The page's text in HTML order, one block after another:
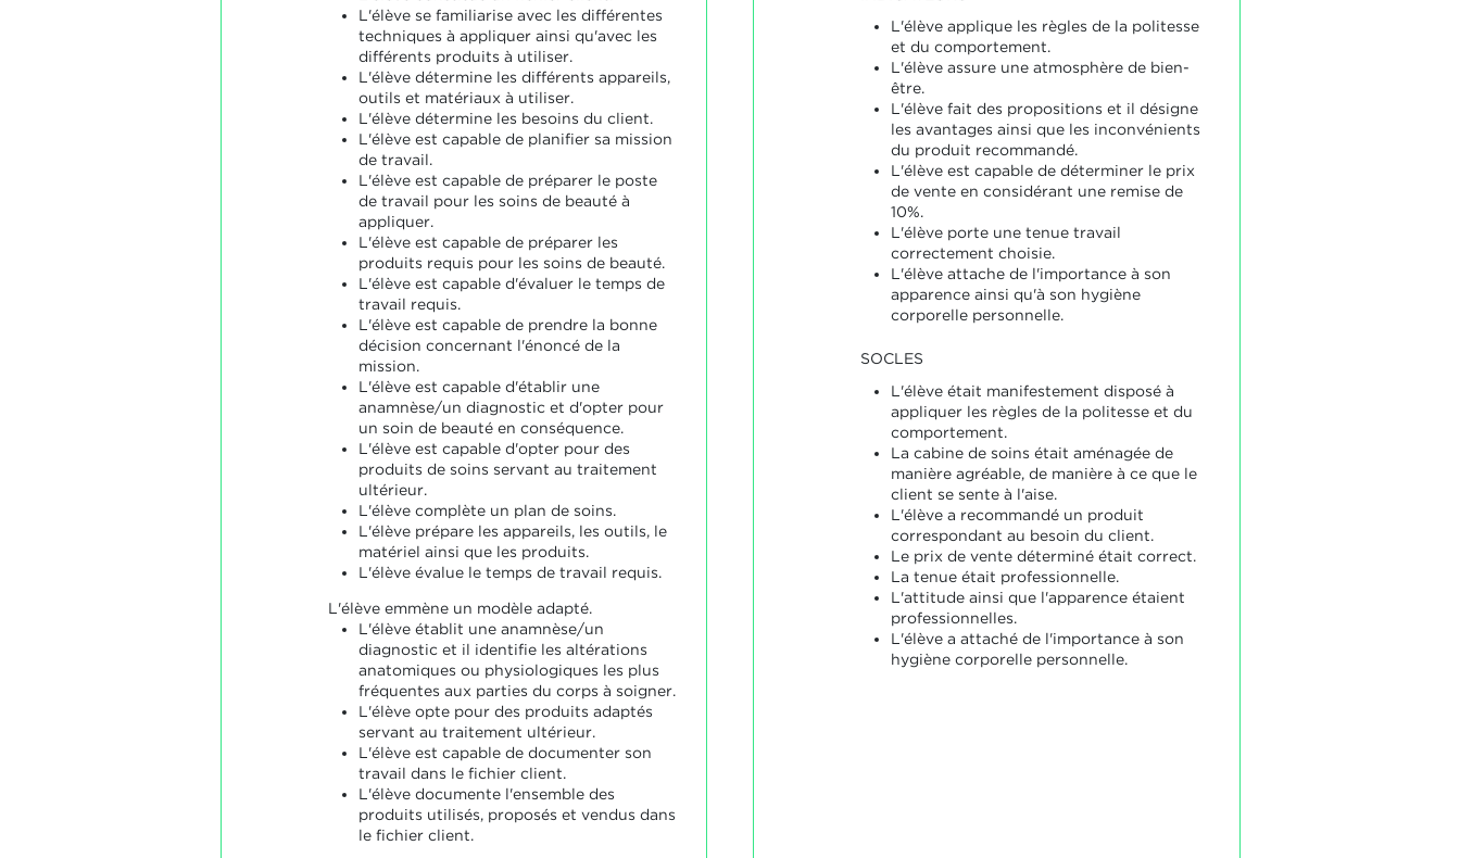
L'élève se familiarise avec les différentes
techniques à appliquer ainsi qu'avec les
différents produits à utiliser.
L'élève détermine les différents appareils,
outils et matériaux à utiliser.
L'élève détermine les besoins du client.
L'élève est capable de planifier sa mission
de travail.
L'élève est capable de préparer le poste
de travail pour les soins de beauté à
appliquer.
L'élève est capable de préparer les
produits requis pour les soins de beauté.
L'élève est capable d'évaluer le temps de
travail requis.
L'élève est capable de prendre la bonne
décision concernant l'énoncé de la
mission.
L'élève est capable d'établir une
anamnèse/un diagnostic et d'opter pour
un soin de beauté en conséquence.
L'élève est capable d'opter pour des
produits de soins servant au traitement
ultérieur.
L'élève complète un plan de soins.
L'élève prépare les appareils, les outils, le
matériel ainsi que les produits.
L'élève évalue le temps de travail requis.
L'élève emmène un modèle adapté.
L'élève établit une anamnèse/un
diagnostic et il identifie les altérations
anatomiques ou physiologiques les plus
fréquentes aux parties du corps à soigner.
L'élève opte pour des produits adaptés
servant au traitement ultérieur.
L'élève est capable de documenter son
travail dans le fichier client.
L'élève documente l'ensemble des
produits utilisés, proposés et vendus dans
le fichier client.
L'élève applique les règles de la politesse
et du comportement.
L'élève assure une atmosphère de bien-
être.
L'élève fait des propositions et il désigne
les avantages ainsi que les inconvénients
du produit recommandé.
L'élève est capable de déterminer le prix
de vente en considérant une remise de
10%.
L'élève porte une tenue travail
correctement choisie.
L'élève attache de l'importance à son
apparence ainsi qu'à son hygiène
corporelle personnelle.
SOCLES
L'élève était manifestement disposé à
appliquer les règles de la politesse et du
comportement.
La cabine de soins était aménagée de
manière agréable, de manière à ce que le
client se sente à l'aise.
L'élève a recommandé un produit
correspondant au besoin du client.
Le prix de vente déterminé était correct.
La tenue était professionnelle.
L'attitude ainsi que l'apparence étaient
professionnelles.
L'élève a attaché de l'importance à son
hygiène corporelle personnelle.